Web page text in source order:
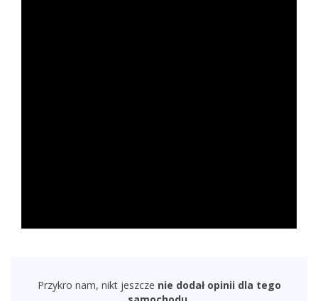
Przykro nam, nikt jeszcze nie dodał opinii dla tego